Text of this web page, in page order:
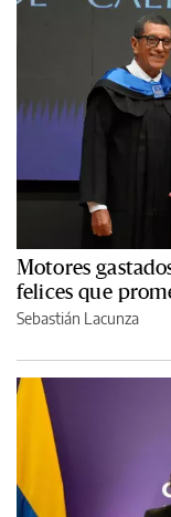
Motores
felices que
Sebastián Lacunza